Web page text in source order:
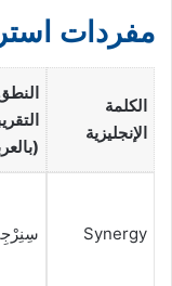
مفردات
الكلمة
الإنجليزية
Synergy